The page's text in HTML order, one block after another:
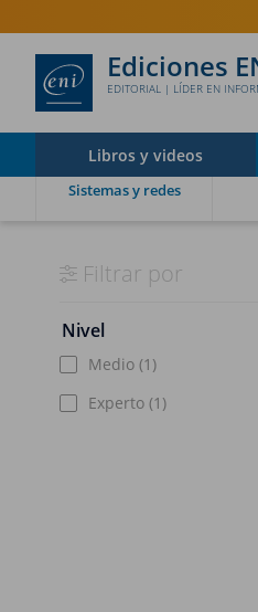
Ediciones
EDITORIAL | LÍDER EN
Libros y videos
Sistemas y redes
Filtrar por
Nivel
Medio (1)
Experto (1)